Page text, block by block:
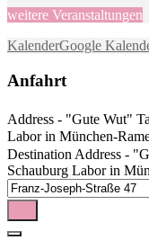
weitere Veranstaltungen
KalenderGoogle
Anfahrt
Address - "Gute Wut"
Labor in München-
Destination Address -
Schauburg Labor in